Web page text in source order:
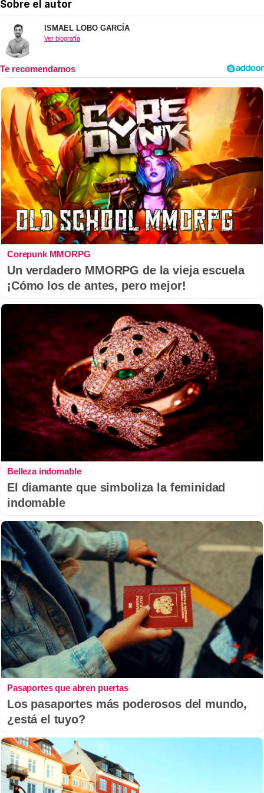
Sobre el autor
ISMAEL LOBO GARCÍA
Ver biografía
Corepunk MMORPG
Un verdadero MMORPG de la vieja escuela
¡Cómo los de antes, pero mejor!
Belleza indomable
El diamante que simboliza la feminidad
indomable
Pasaportes que abren puertas
Los pasaportes más poderosos del mundo,
¿está el tuyo?